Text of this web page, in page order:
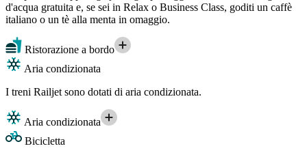
d'acqua gratuita e, se sei in Relax o Business Class, goditi un caffè
italiano o un tè alla menta in omaggio.
Ristorazione a bordo
Aria condizionata
I treni Railjet sono dotati di aria condizionata.
Aria condizionata
Bicicletta